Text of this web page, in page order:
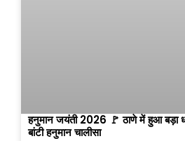
हनुमान जयंती 2026 🚩 ठाणे में हुआ बड़ा
बांटी हनुमान चालीसा